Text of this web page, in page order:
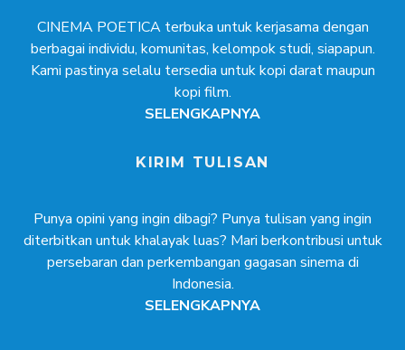
CINEMA POETICA terbuka untuk kerjasama dengan
berbagai individu, komunitas, kelompok studi, siapapun.
Kami pastinya selalu tersedia untuk kopi darat maupun
kopi film.
SELENGKAPNYA
KIRIM TULISAN
Punya opini yang ingin dibagi? Punya tulisan yang ingin
diterbitkan untuk khalayak luas? Mari berkontribusi untuk
persebaran dan perkembangan gagasan sinema di
Indonesia.
SELENGKAPNYA